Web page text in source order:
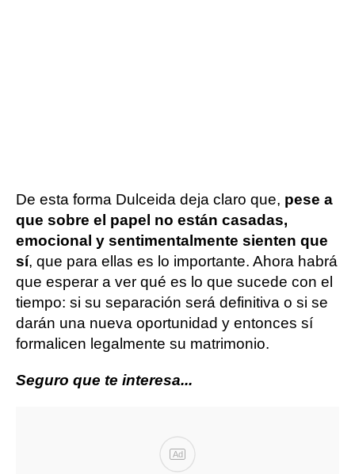
De esta forma Dulceida deja claro que, pese a
que sobre el papel no están casadas,
emocional y sentimentalmente sienten que
sí, que para ellas es lo importante. Ahora habrá
que esperar a ver qué es lo que sucede con el
tiempo: si su separación será definitiva o si se
darán una nueva oportunidad y entonces sí
formalicen legalmente su matrimonio.
Seguro que te interesa...
Ad